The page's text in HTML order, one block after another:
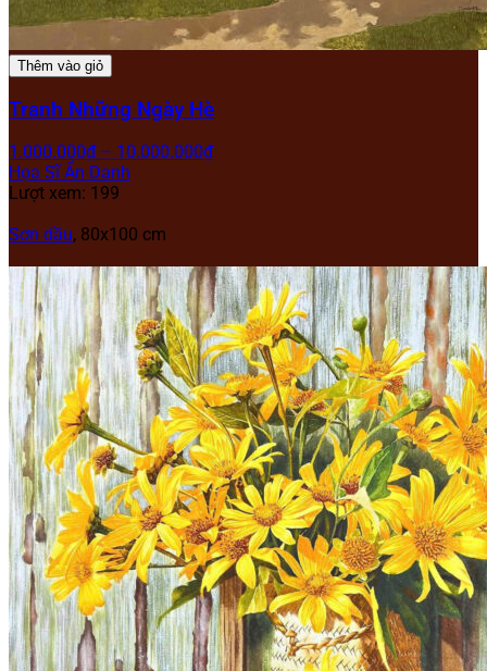
Thêm vào giỏ
Tranh Những Ngày Hè
1.000.000₫ – 10.000.000₫
Họa Sĩ Ẩn Danh
Lượt xem: 199
Sơn dầu, 80x100 cm